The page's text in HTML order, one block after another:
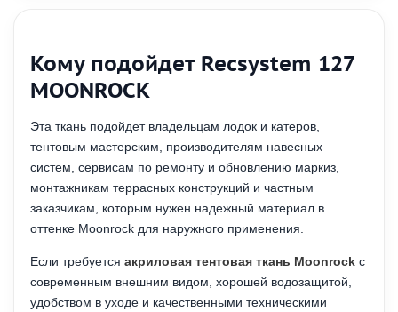
Кому подойдет Recsystem 127
MOONROCK
Эта ткань подойдет владельцам лодок и катеров,
тентовым мастерским, производителям навесных
систем, сервисам по ремонту и обновлению маркиз,
монтажникам террасных конструкций и частным
заказчикам, которым нужен надежный материал в
оттенке Moonrock для наружного применения.
Если требуется акриловая тентовая ткань Moonrock с
современным внешним видом, хорошей водозащитой,
удобством в уходе и качественными техническими